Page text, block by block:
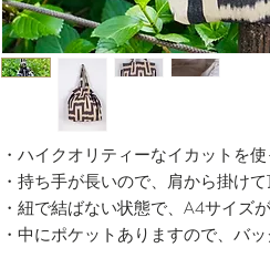
・ハイクオリティーなイカットを使
・持ち手が長いので、肩から掛けて
・紐で結ばない状態で、A4サイズ
・中にポケットありますので、バ